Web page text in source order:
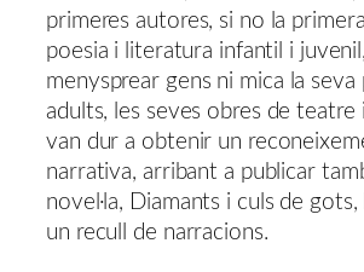
primeres autores, si no la
poesia i literatura infantil i
menysprear gens ni mica la seva
adults, les seves obres de teatre
van dur a obtenir un
narrativa, arribant a publicar
novel·la, Diamants i culs de gots,
un recull de narracions.